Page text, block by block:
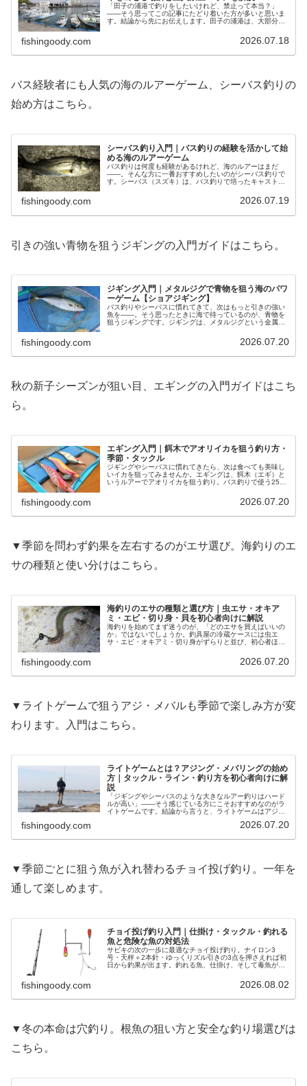
「田子の浦港で釣りをしたいけれど、禁止って本当？」
——そう思ってこの記事にたどり着いた方が多いと思いま
す。結論から先にお伝えします。田子の浦港は、大部分が
fishingoody.com 2026.07.18
バス経験者にも人気の海のルアーゲーム、シーバス釣りの
始め方はこちら。
シーバス釣り入門｜バス釣りの経験を活かして始
める海のルアーゲーム
バス釣りは何度も経験があるけれど、海のルアーはまだ
――。そんな方に一番おすすめしたいのがシーバス釣りで
す。シーバス（スズキ）は、バス釣りで培ったキャストと
fishingoody.com 2026.07.19
引きの強い青物を狙うジギングの入門ガイドはこちら。
ジギング入門｜メタルジグで青物を狙う海のパワ
ーゲーム【ショアジギング】
バス釣りやシーバスに慣れてきて、次はもっと引きの強い
魚を――。そう思ったときに海で待っているのが、青物を
狙うジギングです。ジギングは、メタルジグという金属の
fishingoody.com 2026.07.20
秋の新子シーズンが狙い目、エギングの入門ガイドはこち
ら。
エギング入門｜餌木でアオリイカを狙う釣り方・
季節・タックル
ジギングやシーバスに慣れてきたら、次は食べても美味し
いイカを狙ってみませんか。エギングは、餌木（エギ）と
いうルアーでアオリイカを狙う釣り。バス釣りで使う2500
fishingoody.com 2026.07.20
▼季節を問わず釣果を左右するのがエサ選び。海釣りのエ
サの種類と使い分けはこちら。
海釣りのエサの種類と選び方｜虫エサ・オキア
ミ・エビ・切り身・貝を初心者向けに解説
海釣りを始めてまず迷うのが、「どのエサを買えばいいの
か」ではないでしょうか。釣具屋の冷蔵ケースには虫エ
サ・エビ・オキアミ・切り身がずらりと並び、初心者ほど
fishingoody.com 2026.07.20
▼ライトゲームで狙うアジ・メバルも季節で楽しみ方が変
わります。入門はこちら。
ライトゲームとは？アジング・メバリングの始め
方｜タックル・ライン・釣り方を初心者向けに解
説
「ジギングやシーバスのような大きなルアー釣りはハード
ルが高い」——そう感じている方にこそおすすめなのがラ
イトゲームです。結論から言うと、ライトゲームはアジや
fishingoody.com 2026.07.20
▼季節ごとに狙う魚が入れ替わるチョイ投げ釣り。一年を
通して楽しめます。
チョイ投げ釣り入門｜仕掛け・タックル・釣れる
魚と危険な魚の対処法
サビキの次の一歩に最適なチョイ投げ釣り。ナイロン3
号・天秤＋2本針・ゆっくりズル引きの3点を押さえれば初
日から釣果が出ます。釣れる魚、仕掛け、そして毒魚が釣
fishingoody.com 2026.08.02
▼冬の本命は穴釣り。根魚の狙い方と安全な釣り場選びは
こちら。